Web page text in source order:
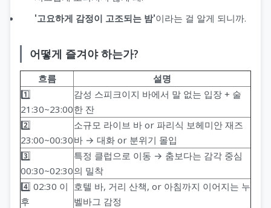
'고요하게 감정이 고조되는 밤'이라는 걸 알게 되니까.
어떻게 즐겨야 하는가?
흐름
설명
1️⃣
21:30~23:00
감성 스피크이지 바에서 말 없는 입장 + 술
한 잔
2️⃣
23:00~00:30
소규모 라이브 바 or 파리식 보헤미안 재즈
바 → 대화 or 분위기 몰입
3️⃣
00:30~02:30
특정 클럽으로 이동 → 춤보다는 감각 중심
의 밀착
4️⃣ 02:30 이
후
호텔 바, 거리 산책, or 아침까지 이어지는 누
벨바그 감정